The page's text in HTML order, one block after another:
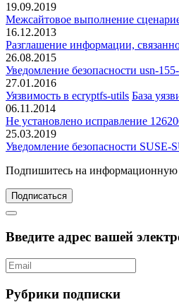
19.09.2019
Межсайтовое выполнение
16.12.2013
Разглашение информации,
26.08.2015
Уведомление безопасности usn-
27.01.2016
Уязвимость в ecryptfs-utils База
06.11.2014
Не установлено исправление
25.03.2019
Уведомление безопасности SUSE-
Подпишитесь на информационную
Подписаться
Введите адрес вашей
Рубрики подписки